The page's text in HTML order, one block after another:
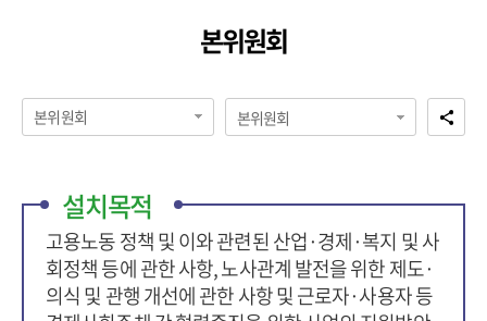
본위원회
본위원회 본위원회
설치목적
고용노동 정책 및 이와 관련된 산업·경제·복지 및 사
회정책 등에 관한 사항, 노사관계 발전을 위한 제도·
의식 및 관행 개선에 관한 사항 및 근로자·사용자 등